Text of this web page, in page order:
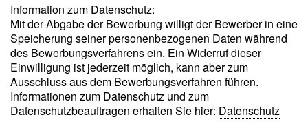
Information zum Datenschutz:
Mit der Abgabe der Bewerbung willigt der Bewerber in eine
Speicherung seiner personenbezogenen Daten während
des Bewerbungsverfahrens ein. Ein Widerruf dieser
Einwilligung ist jederzeit möglich, kann aber zum
Ausschluss aus dem Bewerbungsverfahren führen.
Informationen zum Datenschutz und zum
Datenschutzbeauftragen erhalten Sie hier: Datenschutz